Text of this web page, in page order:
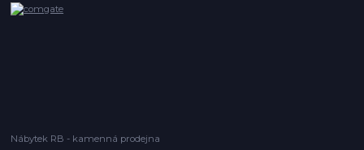
Nábytek RB - kamenná prodejna